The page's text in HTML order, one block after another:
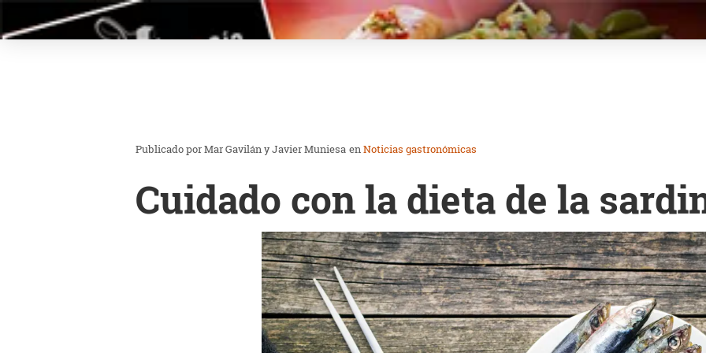
Mar Gavilán y Javier Muniesa enNoticias gastronómicas
Cuidado con la dieta de la